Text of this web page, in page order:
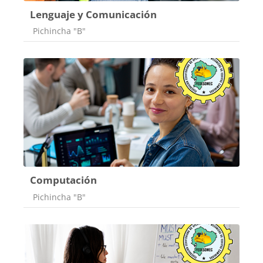
Lenguaje y Comunicación
Categoría de cursos
Pichincha "B"
Computación
Categoría de cursos
Pichincha "B"